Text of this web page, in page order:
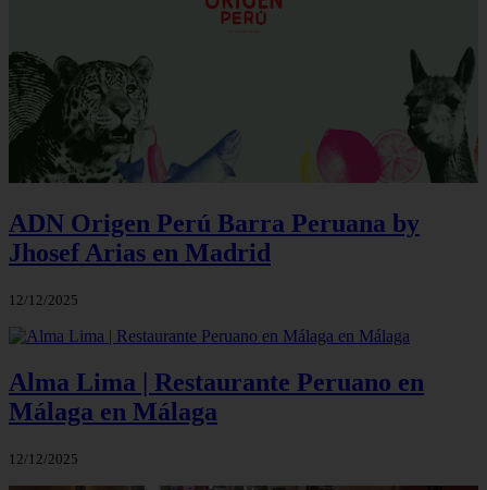
ADN Origen Perú Barra Peruana by
Jhosef Arias en Madrid
12/12/2025
Alma Lima | Restaurante Peruano en
Málaga en Málaga
12/12/2025